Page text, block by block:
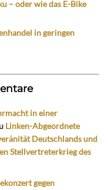
– oder wie das E-Bike
in geringen
in einer
Linken-Abgeordnete
Deutschlands und
Stellvertreterkrieg des
gegen